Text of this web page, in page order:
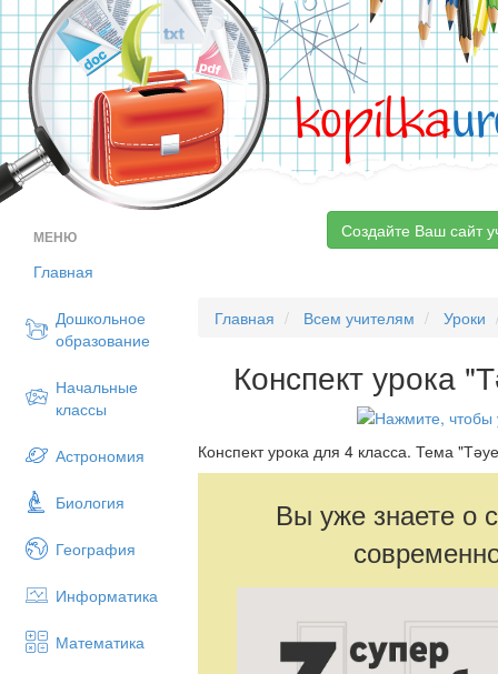
kopilka
МЕНЮ
Главная
Дошкольное
образование
Начальные
классы
Астрономия
Биология
География
Информатика
Математика
Создайте Ваш сайт
Главная Всем учителям Уроки
Конспект урока
Конспект урока для 4 класса. Тема
Вы уже знаете о